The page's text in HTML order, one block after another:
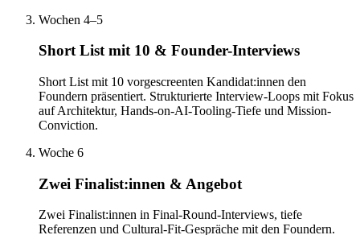
Wochen 4–5
Short List mit 10 & Founder-Interviews
Short List mit 10 vorgescreenten Kandidat:innen den
Foundern präsentiert. Strukturierte Interview-Loops mit Fokus
auf Architektur, Hands-on-AI-Tooling-Tiefe und Mission-
Conviction.
Woche 6
Zwei Finalist:innen & Angebot
Zwei Finalist:innen in Final-Round-Interviews, tiefe
Referenzen und Cultural-Fit-Gespräche mit den Foundern.